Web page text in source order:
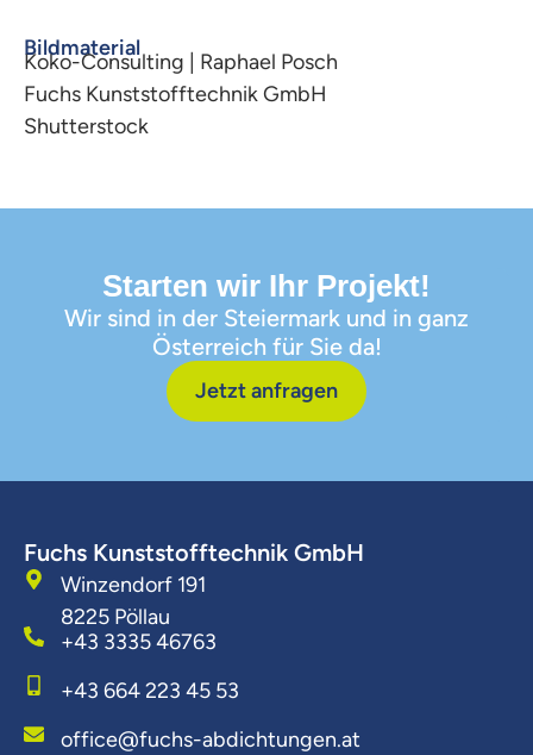
Bildmaterial
Koko-Consulting | Raphael Posch
Fuchs Kunststofftechnik GmbH
Shutterstock
Starten wir Ihr Projekt!
Wir sind in der Steiermark und in ganz
Österreich für Sie da!
Jetzt anfragen
Fuchs Kunststofftechnik GmbH
Winzendorf 191
8225 Pöllau
+43 3335 46763
+43 664 223 45 53
office@fuchs-abdichtungen.at